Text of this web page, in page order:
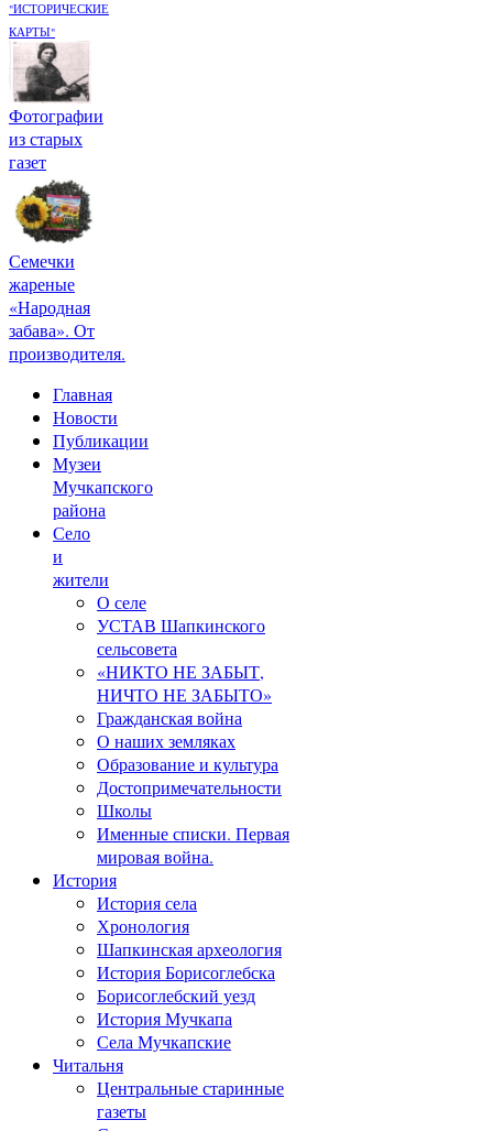
"ИСТОРИЧЕСКИЕ
КАРТЫ"
Фотографии
из старых
газет
Семечки
жареные
«Народная
забава». От
производителя.
Главная
Новости
Публикации
Музеи
Мучкапского
района
Село
и
жители
О селе
УСТАВ Шапкинского
сельсовета
«НИКТО НЕ ЗАБЫТ,
НИЧТО НЕ ЗАБЫТО»
Гражданская война
О наших земляках
Образование и культура
Достопримечательности
Школы
Именные списки. Первая
мировая война.
История
История села
Хронология
Шапкинская археология
История Борисоглебска
Борисоглебский уезд
История Мучкапа
Села Мучкапские
Читальня
Центральные старинные
газеты